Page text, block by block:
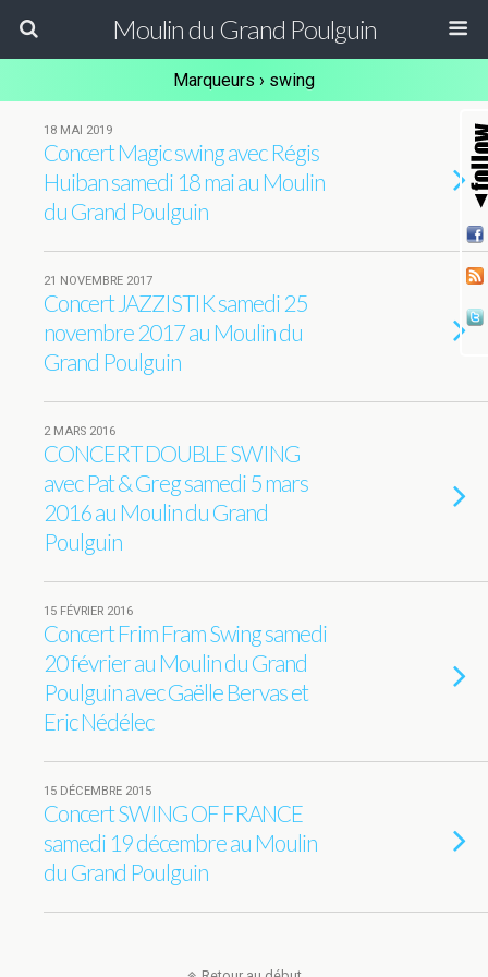
Moulin du Grand Poulguin
Marqueurs › swing
18 MAI 2019
Concert Magic swing avec Régis
Huiban samedi 18 mai au Moulin
du Grand Poulguin
21 NOVEMBRE 2017
Concert JAZZISTIK samedi 25
novembre 2017 au Moulin du
Grand Poulguin
2 MARS 2016
CONCERT DOUBLE SWING
avec Pat & Greg samedi 5 mars
2016 au Moulin du Grand
Poulguin
15 FÉVRIER 2016
Concert Frim Fram Swing samedi
20 février au Moulin du Grand
Poulguin avec Gaëlle Bervas et
Eric Nédélec
15 DÉCEMBRE 2015
Concert SWING OF FRANCE
samedi 19 décembre au Moulin
du Grand Poulguin